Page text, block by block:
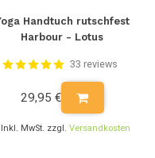
Handtuch rutschfest
Harbour - Lotus
33 reviews
29,95 €
MwSt. zzgl. Versandkosten